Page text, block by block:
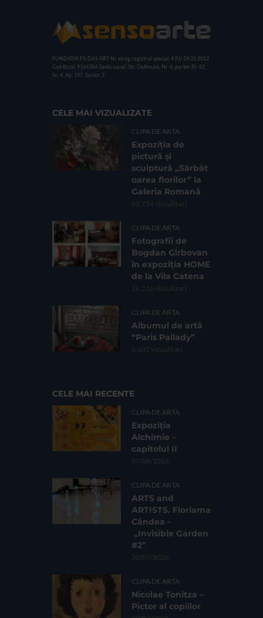
FUNDATIA FILDAS ART Nr inreg registrul special: 4 PJ/ 29.01.2013
Cod fiscal: 9164384 Sediu social: Str. Delfinului, Nr. 6, parter Bl. 42,
Sc. 4, Ap. 197, Sector 2
CELE MAI VIZUALIZATE
CLIPA DE ARTA
Expoziția de
pictură și
sculptură „Sărbăt
oarea florilor” la
Galeria Romană
62.734 vizualizari
CLIPA DE ARTA
Fotografii de
Bogdan Gîrbovan
în expoziția HOME
de la Vila Catena
16.216 vizualizari
CLIPA DE ARTA
Albumul de artă
“Paris Pallady”
6.601 vizualizari
CELE MAI RECENTE
CLIPA DE ARTA
Expoziția
Alchimie –
capitolul II
07/08/2026
CLIPA DE ARTA
ARTS and
ARTISTS. Floriama
Cândea –
„Invisible Garden
#2”
30/07/2026
CLIPA DE ARTA
Nicolae Tonitza –
Pictor al copiilor